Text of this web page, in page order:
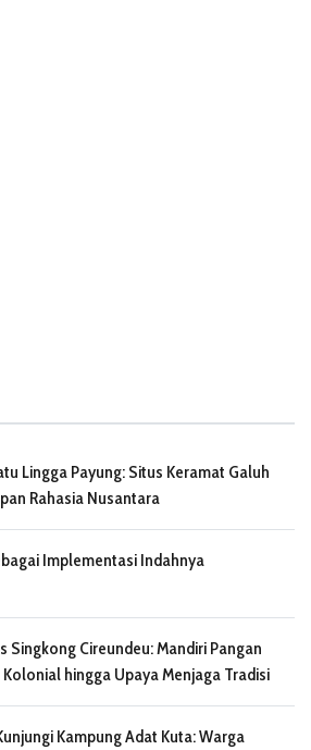
Lingga Payung: Situs Keramat Galuh
Rahasia Nusantara
Implementasi Indahnya
Singkong Cireundeu: Mandiri Pangan
hingga Upaya Menjaga Tradisi
Kampung Adat Kuta: Warga